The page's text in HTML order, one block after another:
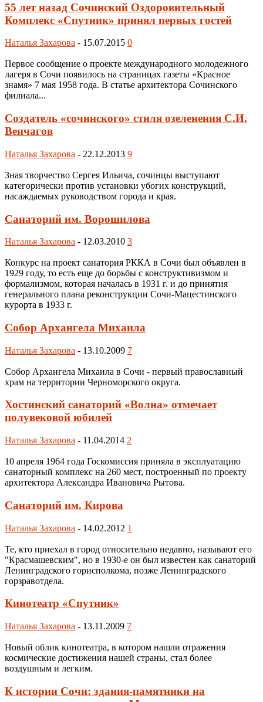
55 лет назад Сочинский Оздоровительный
Комплекс «Спутник» принял первых гостей
Наталья Захарова - 15.07.2015 0
Первое сообщение о проекте международного молодежного
лагеря в Сочи появилось на страницах газеты «Красное
знамя» 7 мая 1958 года. В статье архитектора Сочинского
филиала...
Создатель «сочинского» стиля озеленения С.И.
Венчагов
Наталья Захарова - 22.12.2013 9
Зная творчество Сергея Ильича, сочинцы выступают
категорически против установки убогих конструкций,
насаждаемых руководством города и края.
Санаторий им. Ворошилова
Наталья Захарова - 12.03.2010 3
Конкурс на проект санатория РККА в Сочи был объявлен в
1929 году, то есть еще до борьбы с конструктивизмом и
формализмом, которая началась в 1931 г. и до принятия
генерального плана реконструкции Сочи-Мацестинского
курорта в 1933 г.
Собор Архангела Михаила
Наталья Захарова - 13.10.2009 7
Собор Архангела Михаила в Сочи - первый православный
храм на территории Черноморского округа.
Хостинский санаторий «Волна» отмечает
полувековой юбилей
Наталья Захарова - 11.04.2014 2
10 апреля 1964 года Госкомиссия приняла в эксплуатацию
санаторный комплекс на 260 мест, построенный по проекту
архитектора Александра Ивановича Рытова.
Санаторий им. Кирова
Наталья Захарова - 14.02.2012 1
Те, кто приехал в город относительно недавно, называют его
"Красмашевским", но в 1930-е он был известен как санаторий
Ленинградского горисполкома, позже Ленинградского
горзравотдела.
Кинотеатр «Спутник»
Наталья Захарова - 13.11.2009 7
Новый облик кинотеатра, в котором нашли отражения
космические достижения нашей страны, стал более
воздушным и легким.
К истории Сочи: здания-памятники на